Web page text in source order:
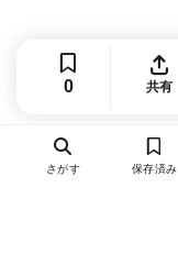
0 共有
さがす 保存済み